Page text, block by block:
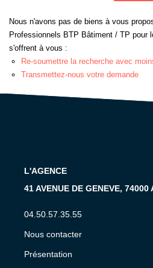
Présentation De
Plus de critères
Nous n'avons pas de biens à vous
Professionnels BTP Bâtiment / TP pour
s'offrent à vous :
Re-soumettre la recherche avec
Transmettez-nous votre demande
L'AGENCE
41 AVENUE DE GENEVE, 74000
04.50.57.35.55
Nous contacter
Présentation